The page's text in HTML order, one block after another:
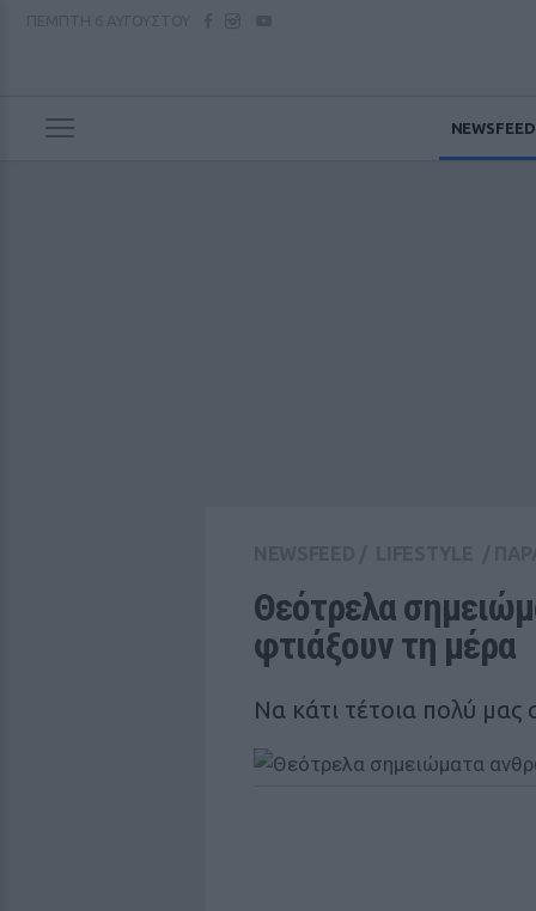
NEWSFEED
Θεότρελα
φτιάξουν τη μέρα
Να κάτι τέτοια πολύ μας